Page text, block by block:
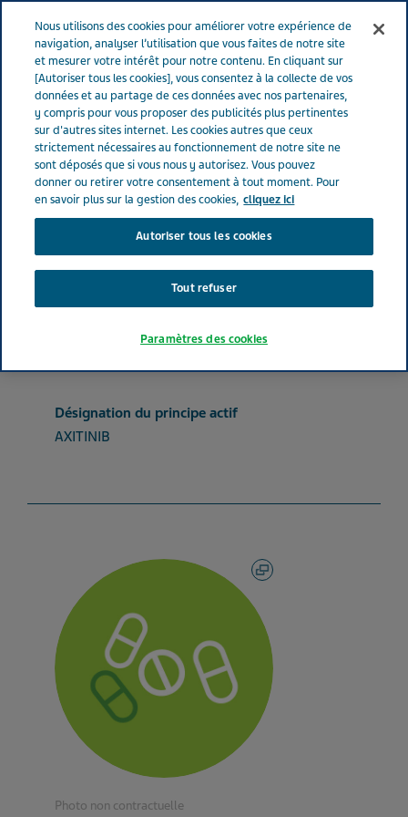
Menu
France Nos Produits AXITINIB TEVA® 3 mg (bte de 56 x 1)
AXITINIB TEVA® 3 mg (bte
de 56 x 1)
ANTINÉOPLASIQUES AXITINIB
Forme pharmaceutique
Désignation du principe actif
AXITINIB
Photo non contractuelle
Nous utilisons des cookies pour améliorer votre expérience de
navigation, analyser l’utilisation que vous faites de notre site
et mesurer votre intérêt pour notre contenu. En cliquant sur
[Autoriser tous les cookies], vous consentez à la collecte de vos
données et au partage de ces données avec nos partenaires,
y compris pour vous proposer des publicités plus pertinentes
sur d'autres sites internet. Les cookies autres que ceux
strictement nécessaires au fonctionnement de notre site ne
sont déposés que si vous nous y autorisez. Vous pouvez
donner ou retirer votre consentement à tout moment. Pour
en savoir plus sur la gestion des cookies, cliquez ici
Autoriser tous les cookies
Tout refuser
Paramètres des cookies